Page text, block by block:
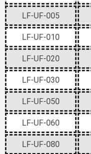
LF-UF-005
LF-UF-010
LF-UF-020
LF-UF-030
LF-UF-050
LF-UF-060
LF-UF-080